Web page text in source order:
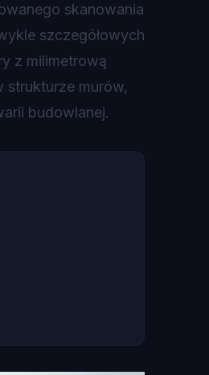
skanowania
szczegółowych
z milimetrową
strukturze murów,
budowlanej.